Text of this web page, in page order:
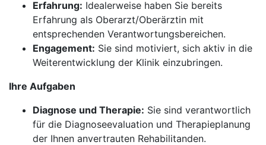
Erfahrung: Idealerweise haben Sie bereits
Erfahrung als Oberarzt/Oberärztin mit
entsprechenden Verantwortungsbereichen.
Engagement: Sie sind motiviert, sich aktiv in die
Weiterentwicklung der Klinik einzubringen.
Ihre Aufgaben
Diagnose und Therapie: Sie sind verantwortlich
für die Diagnoseevaluation und Therapieplanung
der Ihnen anvertrauten Rehabilitanden.